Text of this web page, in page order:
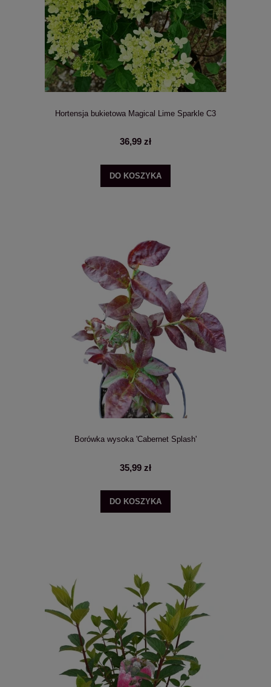
Hortensja bukietowa Magical Lime Sparkle C3
36,99 zł
DO KOSZYKA
Borówka wysoka 'Cabernet Splash'
35,99 zł
DO KOSZYKA